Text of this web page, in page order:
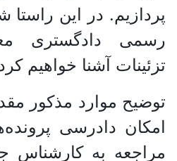
پردازیم. در این
رسمی دادگستری
تزئینات آشنا خواهیم
توضیح موارد مذکور
امکان دادرسی
مراجعه به کارشناس